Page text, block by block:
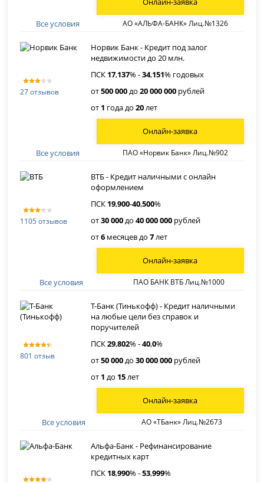
Все условия АО «АЛЬФА-БАНК» Лиц.№1326
27 отзывов
Норвик Банк - Кредит под залог
недвижимости до 20 млн.
ПСК 17,137% -34,151% годовых
от500 000до20 000 000 рублей
от 1 года до20лет
Все условия ПАО «Норвик Банк» Лиц.№902
Онлайн-заявка
1105 отзывов
ВТБ - Кредит наличными с онлайн
оформлением
ПСК 19,900-40,500%
от30 000до40 000 000 рублей
от6 месяцев до7лет
Все условия ПАО БАНК ВТБ Лиц.№1000
Онлайн-заявка
801 отзыв
Т-Банк (Тинькофф) - Кредит наличными
на любые цели без справок и
поручителей
ПСК29,802% -40,0%
от50 000до30 000 000 рублей
от 1 до 15лет
Все условия АО «ТБанк» Лиц.№2673
Онлайн-заявка
Альфа-Банк - Рефинансирование
кредитных карт
ПСК 18,990% -53,999%